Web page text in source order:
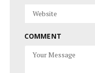
COMMENT